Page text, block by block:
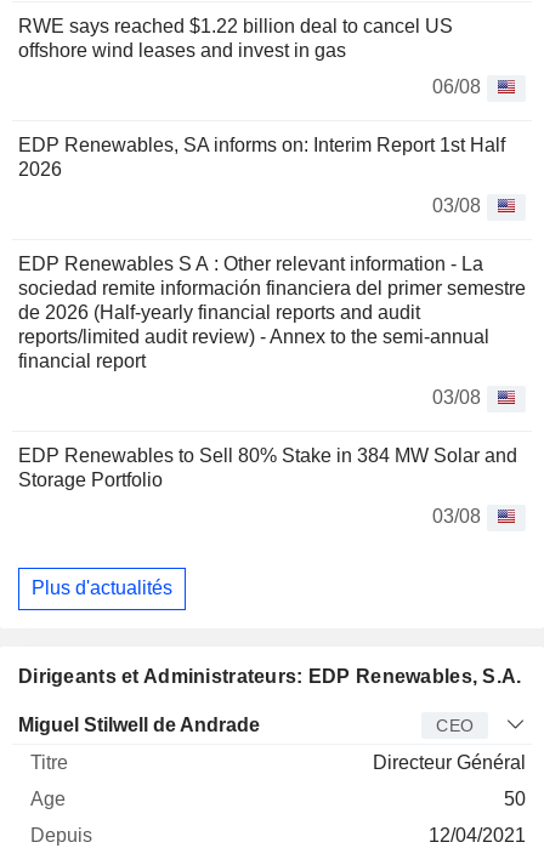
RWE says reached $1.22 billion deal to cancel US
offshore wind leases and invest in gas
06/08
EDP Renewables, SA informs on: Interim Report 1st Half
2026
03/08
EDP Renewables S A : Other relevant information - La
sociedad remite información financiera del primer semestre
de 2026 (Half-yearly financial reports and audit
reports/limited audit review) - Annex to the semi-annual
financial report
03/08
EDP Renewables to Sell 80% Stake in 384 MW Solar and
Storage Portfolio
03/08
Plus d'actualités
Dirigeants et Administrateurs: EDP Renewables, S.A.
Dirigeant Titre Age Depuis
Miguel Stilwell de Andrade CEO
Directeur Général
50
12/04/2021